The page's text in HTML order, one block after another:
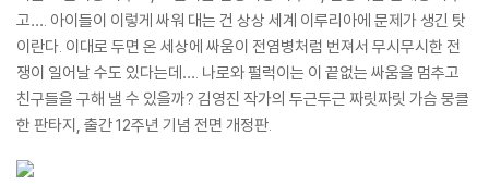
고…. 아이들이 이렇게 싸워 대는 건 상상 세계 이루리아에 문제가 생긴 탓
이란다. 이대로 두면 온 세상에 싸움이 전염병처럼 번져서 무시무시한 전
쟁이 일어날 수도 있다는데…. 나로와 펄럭이는 이 끝없는 싸움을 멈추고
친구들을 구해 낼 수 있을까? 김영진 작가의 두근두근 짜릿짜릿 가슴 뭉클
한 판타지, 출간 12주년 기념 전면 개정판.